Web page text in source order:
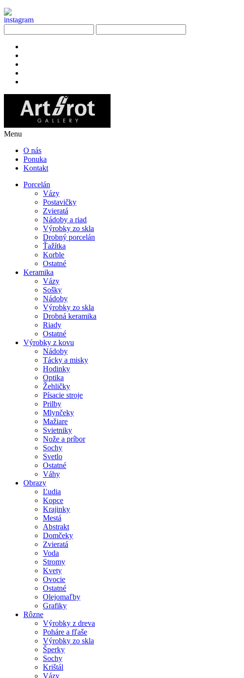
Menu
O nás
Ponuka
Kontakt
Porcelán
Vázy
Postavičky
Zvieratá
Nádoby a riad
Výrobky zo skla
Drobný porcelán
Ťažítka
Korble
Ostatné
Keramika
Vázy
Sošky
Nádoby
Výrobky zo skla
Drobná keramika
Riady
Ostatné
Výrobky z kovu
Nádoby
Tácky a misky
Hodinky
Optika
Žehličky
Písacie stroje
Prilby
Mlynčeky
Mažiare
Svietniky
Nože a príbor
Sochy
Svetlo
Ostatné
Váhy
Obrazy
Ľudia
Kopce
Krajinky
Mestá
Abstrakt
Domčeky
Zvieratá
Voda
Stromy
Kvety
Ovocie
Ostatné
Olejomaľby
Grafiky
Rôzne
Výrobky z dreva
Poháre a fľaše
Výrobky zo skla
Šperky
Sochy
Krištál
Vázy